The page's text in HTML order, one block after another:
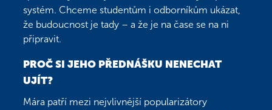
systém. Chceme studentům i odborníkům ukázat,
že budoucnost je tady – a že je na čase se na ni
připravit.
PROČ SI JEHO PŘEDNÁŠKU NENECHAT
UJÍT?
Mára patří mezi nejvlivnější popularizátory